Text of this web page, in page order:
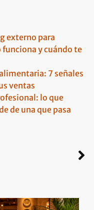
externo para
y cuándo te
7 señales
ventas
lo que
de una que pasa